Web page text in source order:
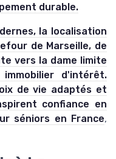
durable.
la localisation
de Marseille, de
vers la dame limite
d'intérêt.
de vie adaptés et
confiance en
séniors en France,